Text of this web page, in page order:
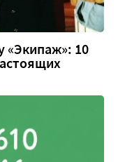
«Экипаж»: 10